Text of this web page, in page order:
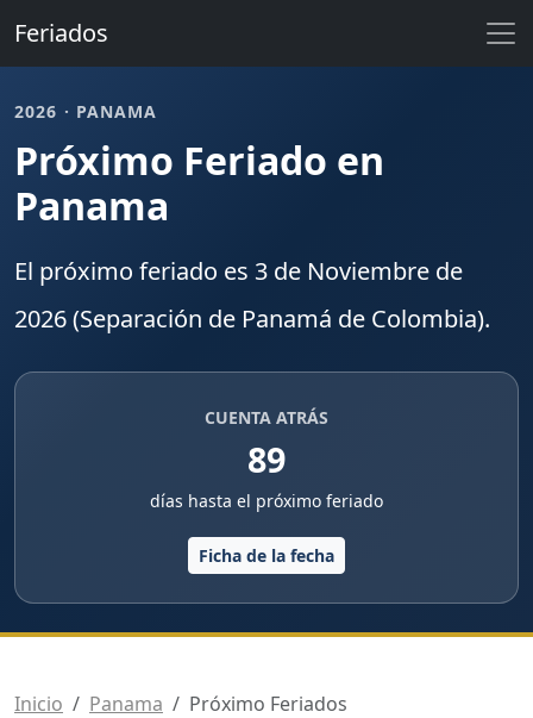
Feriados
2026 · PANAMA
Próximo Feriado en
Panama
El próximo feriado es 3 de Noviembre de
2026(Separación de Panamá de Colombia).
CUENTA ATRÁS
89
días hasta el próximo feriado
Ficha de la fecha
Inicio Panama Próximo Feriados